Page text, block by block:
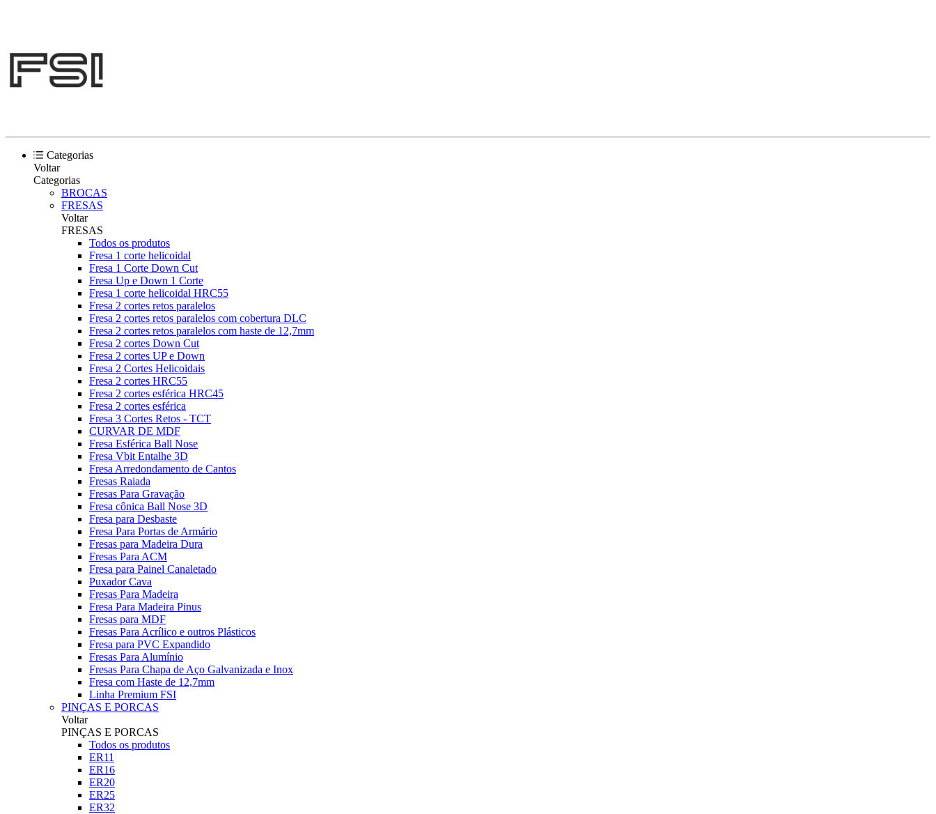
Categorias
Voltar
Categorias
BROCAS
FRESAS
Voltar
FRESAS
Todos os produtos
Fresa 1 corte helicoidal
Fresa 1 Corte Down Cut
Fresa Up e Down 1 Corte
Fresa 1 corte helicoidal HRC55
Fresa 2 cortes retos paralelos
Fresa 2 cortes retos paralelos com cobertura DLC
Fresa 2 cortes retos paralelos com haste de 12,7mm
Fresa 2 cortes Down Cut
Fresa 2 cortes UP e Down
Fresa 2 Cortes Helicoidais
Fresa 2 cortes HRC55
Fresa 2 cortes esférica HRC45
Fresa 2 cortes esférica
Fresa 3 Cortes Retos - TCT
CURVAR DE MDF
Fresa Esférica Ball Nose
Fresa Vbit Entalhe 3D
Fresa Arredondamento de Cantos
Fresas Raiada
Fresas Para Gravação
Fresa cônica Ball Nose 3D
Fresa para Desbaste
Fresa Para Portas de Armário
Fresas para Madeira Dura
Fresas Para ACM
Fresa para Painel Canaletado
Puxador Cava
Fresas Para Madeira
Fresa Para Madeira Pinus
Fresas para MDF
Fresas Para Acrílico e outros Plásticos
Fresa para PVC Expandido
Fresas Para Alumínio
Fresas Para Chapa de Aço Galvanizada e Inox
Fresa com Haste de 12,7mm
Linha Premium FSI
PINÇAS E PORCAS
Voltar
PINÇAS E PORCAS
Todos os produtos
ER11
ER16
ER20
ER25
ER32